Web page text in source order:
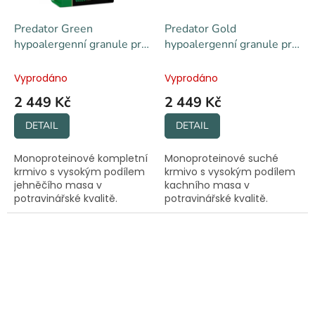
Predator Green
hypoalergenní granule pro
Vyprodáno
2 449 Kč
DETAIL
Monoproteinové kompletní
krmivo s vysokým podílem
jehněčího masa v
potravinářské kvalitě.
Hypoalergenní složení bez
Predator Gold
hypoalergenní granule pro
Vyprodáno
2 449 Kč
DETAIL
Monoproteinové suché
krmivo s vysokým podílem
kachního masa v
potravinářské kvalitě.
Hypoalergenní receptura